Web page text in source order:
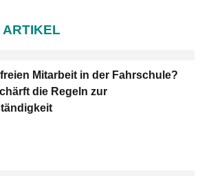
ARTIKEL
Mitarbeit in der Fahrschule?
die Regeln zur